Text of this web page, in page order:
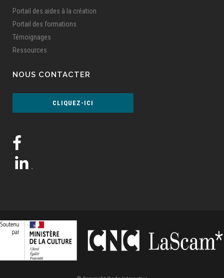
Portail des aides à la création
Portail des formations
Témoignages
Ressources
NOUS CONTACTER
CLIQUEZ-ICI